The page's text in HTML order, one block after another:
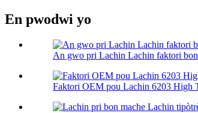
En pwodwi yo
An gwo pri Lachin Lachin faktori
Faktori OEM pou Lachin 6203 High